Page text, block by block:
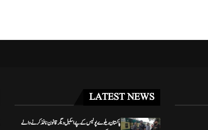
LATEST NEWS
پاکستان ریلوے پولیس کے پے اسکیل دیگر قانون نافذ کرنے والے